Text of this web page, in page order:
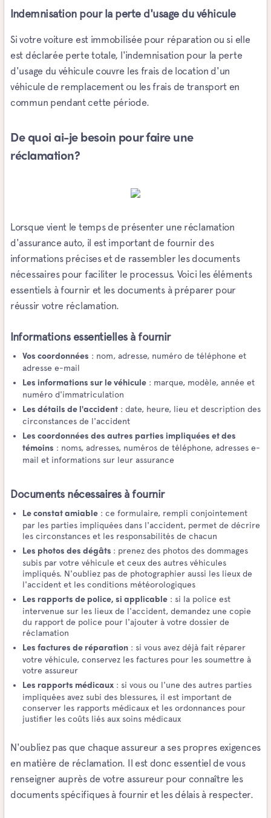
Indemnisation pour la perte d'usage du véhicule
Si votre voiture est immobilisée pour réparation ou si elle
est déclarée perte totale, l'indemnisation pour la perte
d'usage du véhicule couvre les frais de location d'un
véhicule de remplacement ou les frais de transport en
commun pendant cette période.
De quoi ai-je besoin pour faire une
réclamation?
Lorsque vient le temps de présenter une réclamation
d'assurance auto, il est important de fournir des
informations précises et de rassembler les documents
nécessaires pour faciliter le processus. Voici les éléments
essentiels à fournir et les documents à préparer pour
réussir votre réclamation.
Informations essentielles à fournir
Vos coordonnées : nom, adresse, numéro de téléphone et
adresse e-mail
Les informations sur le véhicule : marque, modèle, année et
numéro d'immatriculation
Les détails de l'accident : date, heure, lieu et description des
circonstances de l'accident
Les coordonnées des autres parties impliquées et des
témoins : noms, adresses, numéros de téléphone, adresses e-
mail et informations sur leur assurance
Documents nécessaires à fournir
Le constat amiable : ce formulaire, rempli conjointement
par les parties impliquées dans l'accident, permet de décrire
les circonstances et les responsabilités de chacun
Les photos des dégâts : prenez des photos des dommages
subis par votre véhicule et ceux des autres véhicules
impliqués. N'oubliez pas de photographier aussi les lieux de
l'accident et les conditions météorologiques
Les rapports de police, si applicable : si la police est
intervenue sur les lieux de l'accident, demandez une copie
du rapport de police pour l'ajouter à votre dossier de
réclamation
Les factures de réparation : si vous avez déjà fait réparer
votre véhicule, conservez les factures pour les soumettre à
votre assureur
Les rapports médicaux : si vous ou l'une des autres parties
impliquées avez subi des blessures, il est important de
conserver les rapports médicaux et les ordonnances pour
justifier les coûts liés aux soins médicaux
N'oubliez pas que chaque assureur a ses propres exigences
en matière de réclamation. Il est donc essentiel de vous
renseigner auprès de votre assureur pour connaître les
documents spécifiques à fournir et les délais à respecter.